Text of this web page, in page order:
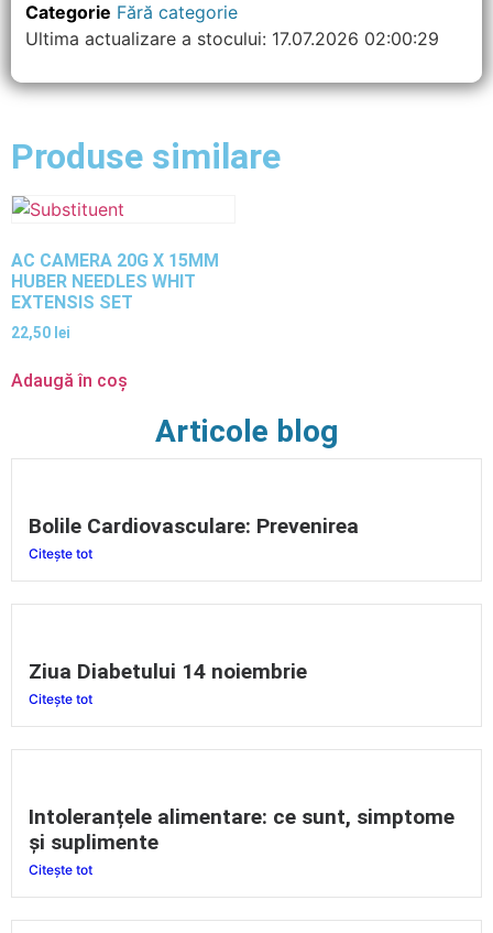
Categorie Fără categorie
Ultima actualizare a stocului: 17.07.2026 02:00:29
Produse similare
AC CAMERA 20G X 15MM
HUBER NEEDLES WHIT
EXTENSIS SET
22,50 lei
Adaugă în coș
Articole blog
Bolile Cardiovasculare: Prevenirea
Citește tot
Ziua Diabetului 14 noiembrie
Citește tot
Intoleranțele alimentare: ce sunt, simptome
și suplimente
Citește tot